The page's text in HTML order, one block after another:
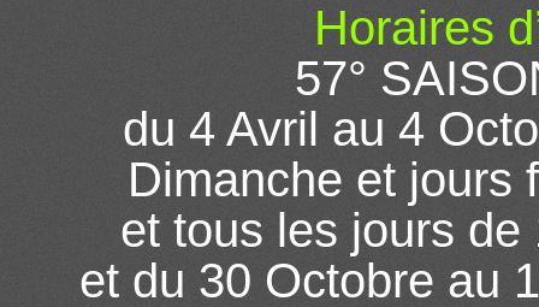
Horaires
57°
du 4 Avril au 4
Dimanche et jours
et tous les jours
et du 30 Octobre au